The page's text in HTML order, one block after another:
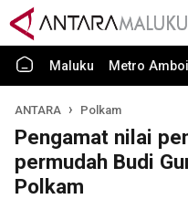
Maluku Metro
ANTARA Polkam
Pengamat nilai
permudah Budi
Polkam